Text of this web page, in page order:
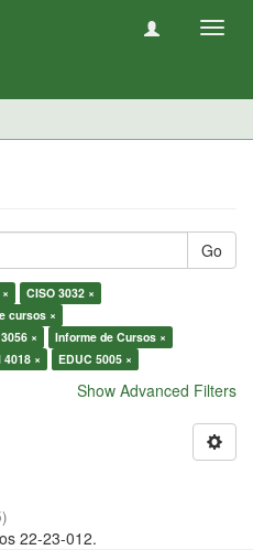
Go
CISO 3032 ×
cursos ×
×
Informe de Cursos ×
4018 × EDUC 5005 ×
Show Advanced Filters
)
22-23-012.